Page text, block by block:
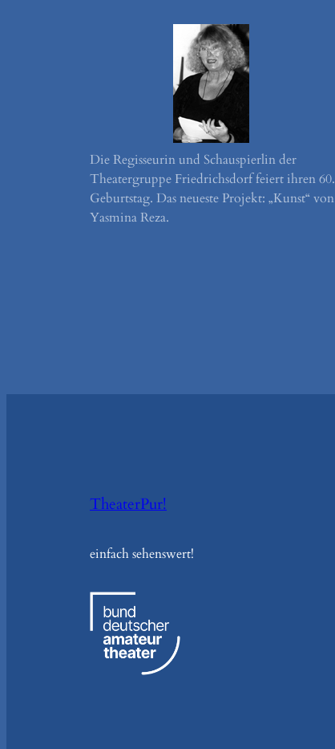
Die Regisseurin und Schauspierlin der
Theatergruppe Friedrichsdorf feiert ihren 60.
Geburtstag. Das neueste Projekt: „Kunst“ von
Yasmina Reza.
TheaterPur!
einfach sehenswert!